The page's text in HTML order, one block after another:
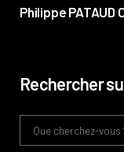
Philippe PATAUD
Rechercher